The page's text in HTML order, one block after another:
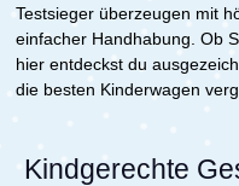
Testsieger überzeugen mit
einfacher Handhabung. Ob
hier entdeckst du
die besten Kinderwagen
Kindgerechte